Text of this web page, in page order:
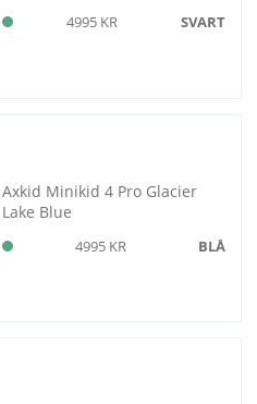
4995 KR SVART
Axkid Minikid 4 Pro Glacier
Lake Blue
4995 KR BLÅ